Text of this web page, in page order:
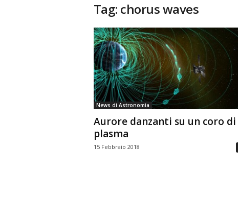
m
s
r
o
n
o
m
i
Tag: chorus waves
News di Astronomia
Aurore danzanti su un coro di
plasma
15 Febbraio 2018